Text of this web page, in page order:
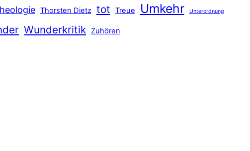
Thorsten Dietz tot Treue Umkehr Unterordnung
Wunderkritik Zuhören